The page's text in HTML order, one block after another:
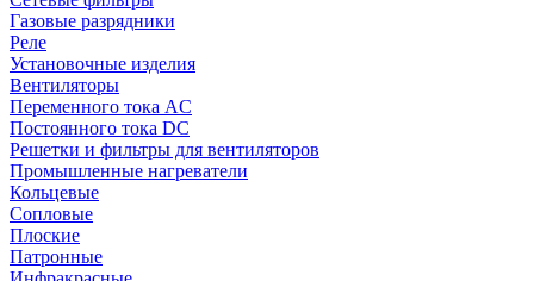
Газовые разрядники
Реле
Установочные изделия
Вентиляторы
Переменного тока AC
Постоянного тока DC
Решетки и фильтры для вентиляторов
Промышленные нагреватели
Кольцевые
Сопловые
Плоские
Патронные